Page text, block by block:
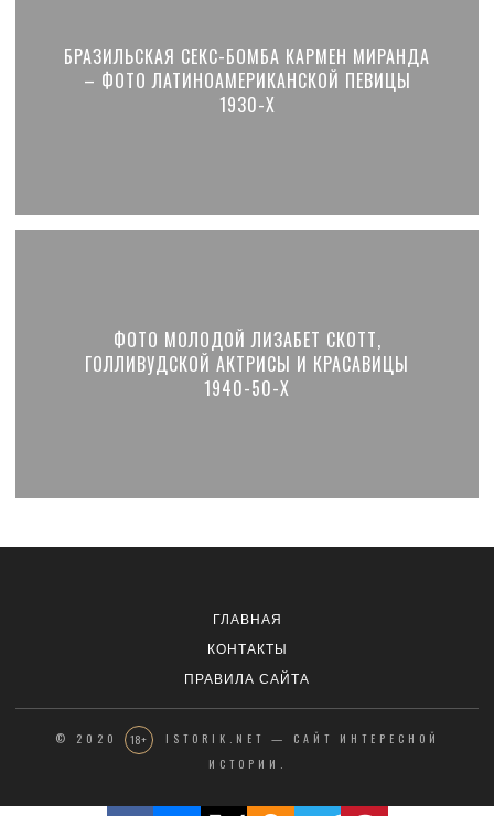
БРАЗИЛЬСКАЯ СЕКС-БОМБА КАРМЕН МИРАНДА
– ФОТО ЛАТИНОАМЕРИКАНСКОЙ ПЕВИЦЫ
1930-Х
ФОТО МОЛОДОЙ ЛИЗАБЕТ СКОТТ,
ГОЛЛИВУДСКОЙ АКТРИСЫ И КРАСАВИЦЫ
1940-50-Х
ГЛАВНАЯ
КОНТАКТЫ
ПРАВИЛА САЙТА
© 2020 18+
ISTORIK.NET — САЙТ ИНТЕРЕСНОЙ
ИСТОРИИ.